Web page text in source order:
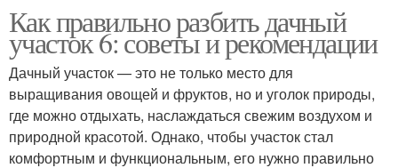
Как правильно разбить дачный
участок 6: советы и рекомендации
Дачный участок — это не только место для
выращивания овощей и фруктов, но и уголок природы,
где можно отдыхать, наслаждаться свежим воздухом и
природной красотой. Однако, чтобы участок стал
комфортным и функциональным, его нужно правильно